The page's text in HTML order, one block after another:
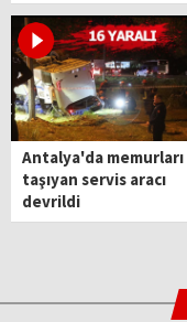
Antalya'da memurları
taşıyan servis aracı
devrildi